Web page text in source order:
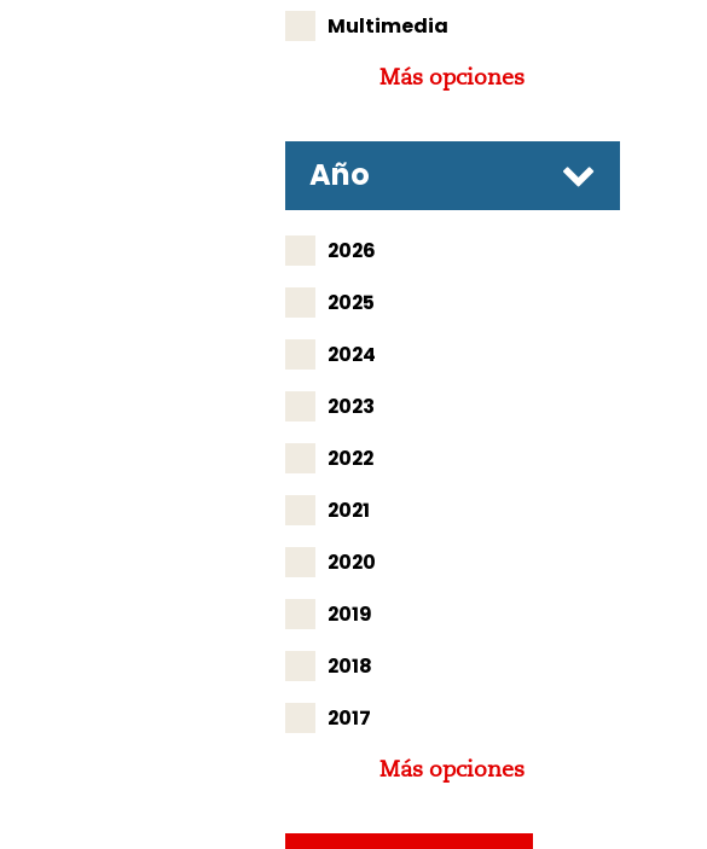
Multimedia
Más opciones
Año
2026
2025
2024
2023
2022
2021
2020
2019
2018
2017
Más opciones